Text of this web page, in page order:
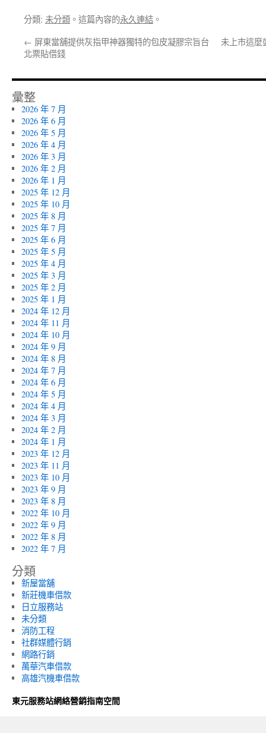
分類: 未分類 。這篇內容的永久連結 。
← 屏東當舖提供灰指甲神器獨特的包皮凝膠宗旨台
北票貼借錢
未上市這麼
彙整
2026 年 7 月
2026 年 6 月
2026 年 5 月
2026 年 4 月
2026 年 3 月
2026 年 2 月
2026 年 1 月
2025 年 12 月
2025 年 10 月
2025 年 8 月
2025 年 7 月
2025 年 6 月
2025 年 5 月
2025 年 4 月
2025 年 3 月
2025 年 2 月
2025 年 1 月
2024 年 12 月
2024 年 11 月
2024 年 10 月
2024 年 9 月
2024 年 8 月
2024 年 7 月
2024 年 6 月
2024 年 5 月
2024 年 4 月
2024 年 3 月
2024 年 2 月
2024 年 1 月
2023 年 12 月
2023 年 11 月
2023 年 10 月
2023 年 9 月
2023 年 8 月
2022 年 10 月
2022 年 9 月
2022 年 8 月
2022 年 7 月
分類
新屋當舖
新莊機車借款
日立服務站
未分類
消防工程
社群媒體行銷
網路行銷
萬華汽車借款
高雄汽機車借款
東元服務站網絡營銷指南空間